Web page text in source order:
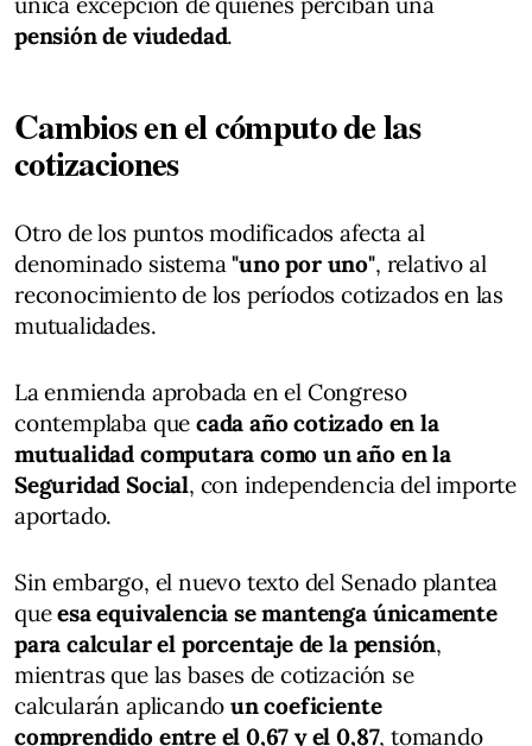
pensión de viudedad.
Cambios en el cómputo de las
cotizaciones
Otro de los puntos modificados afecta al
denominado sistema"uno por uno", relativo al
reconocimiento de los períodos cotizados en las
mutualidades.
La enmienda aprobada en el Congreso
contemplaba que cada año cotizado en la
mutualidad computara como un año en la
Seguridad Social, con independencia del importe
aportado.
Sin embargo, el nuevo texto del Senado plantea
queesa equivalencia se mantenga únicamente
para calcular el porcentaje de la pensión,
mientras que las bases de cotización se
calcularán aplicandoun coeficiente
comprendido entre el 0,67 y el 0,87, tomando